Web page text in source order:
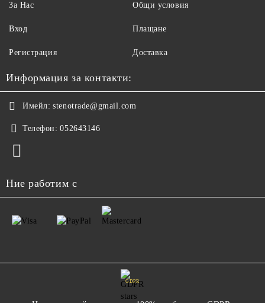
За Нас
Вход
Регистрация
Общи условия
Плащане
Доставка
Информация за контакти:
Имейл: stenotrade@gmail.com
Телефон: 052643146
Ние работим с
GDPR